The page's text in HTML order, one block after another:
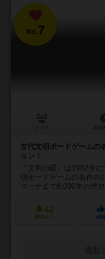
No.7
古代文明ボードゲームの
ョン！
『文明の曙』は1982年
明ボードゲームの名作の
マーナまで8,000年の歴
42
興味あり 経